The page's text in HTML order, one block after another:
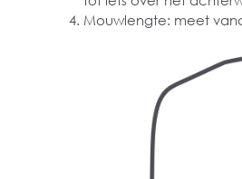
Mouwlengte: meet